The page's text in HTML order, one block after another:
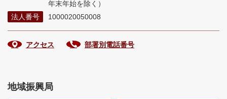
年末年始を除く）
法人番号
1000020050008
アクセス 部署別電話番号
地域振興局